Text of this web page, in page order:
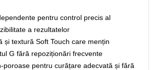
pentru control precis al
a rezultatelor
și textură Soft Touch care mențin
G fără repoziționări frecvente
poroase pentru curățare adecvată și fără